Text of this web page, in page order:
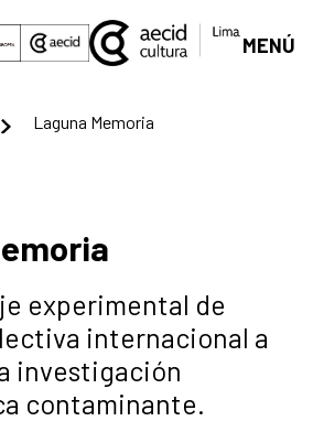
MENÚ
Laguna Memoria
experimental de
internacional a
investigación
contaminante.